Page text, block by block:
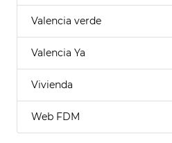
Valencia verde
Valencia Ya
Vivienda
Web FDM